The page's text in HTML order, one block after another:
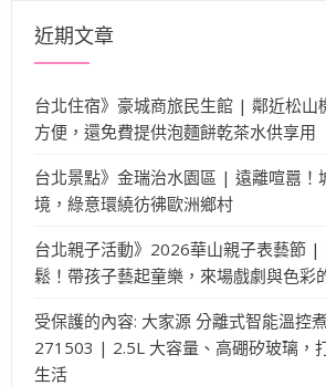
近期文章
台北住宿》豪城商旅民生館 | 鄰近松山
方便，還免費提供泡麵餅乾茶水供享用
台北景點》金瑞治水園區 | 遠離喧囂！
境，綠意環繞彷彿歐洲鄉村
台北親子活動》2026華山親子表藝節 |
鬆！帶孩子藝起童樂，來場戲劇與色彩
受保護的內容: 大家源 分離式智能溫控
271503 | 2.5L 大容量、高硼矽玻璃，
生活